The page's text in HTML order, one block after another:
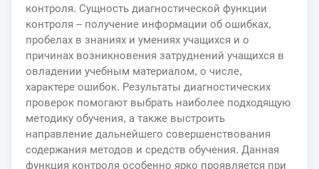
контроля. Сущность диагностической функции
контроля – получение информации об ошибках,
пробелах в знаниях и умениях учащихся и о
причинах возникновения затруднений учащихся в
овладении учебным материалом, о числе,
характере ошибок. Результаты диагностических
проверок помогают выбрать наиболее подходящую
методику обучения, а также выстроить
направление дальнейшего совершенствования
содержания методов и средств обучения. Данная
функция контроля особенно ярко проявляется при